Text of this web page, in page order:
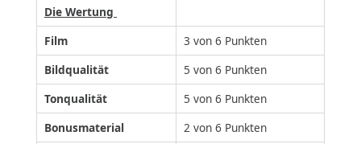
Die Wertung
Film
3 von 6 Punkten
Bildqualität
5 von 6 Punkten
Tonqualität
5 von 6 Punkten
Bonusmaterial
2 von 6 Punkten